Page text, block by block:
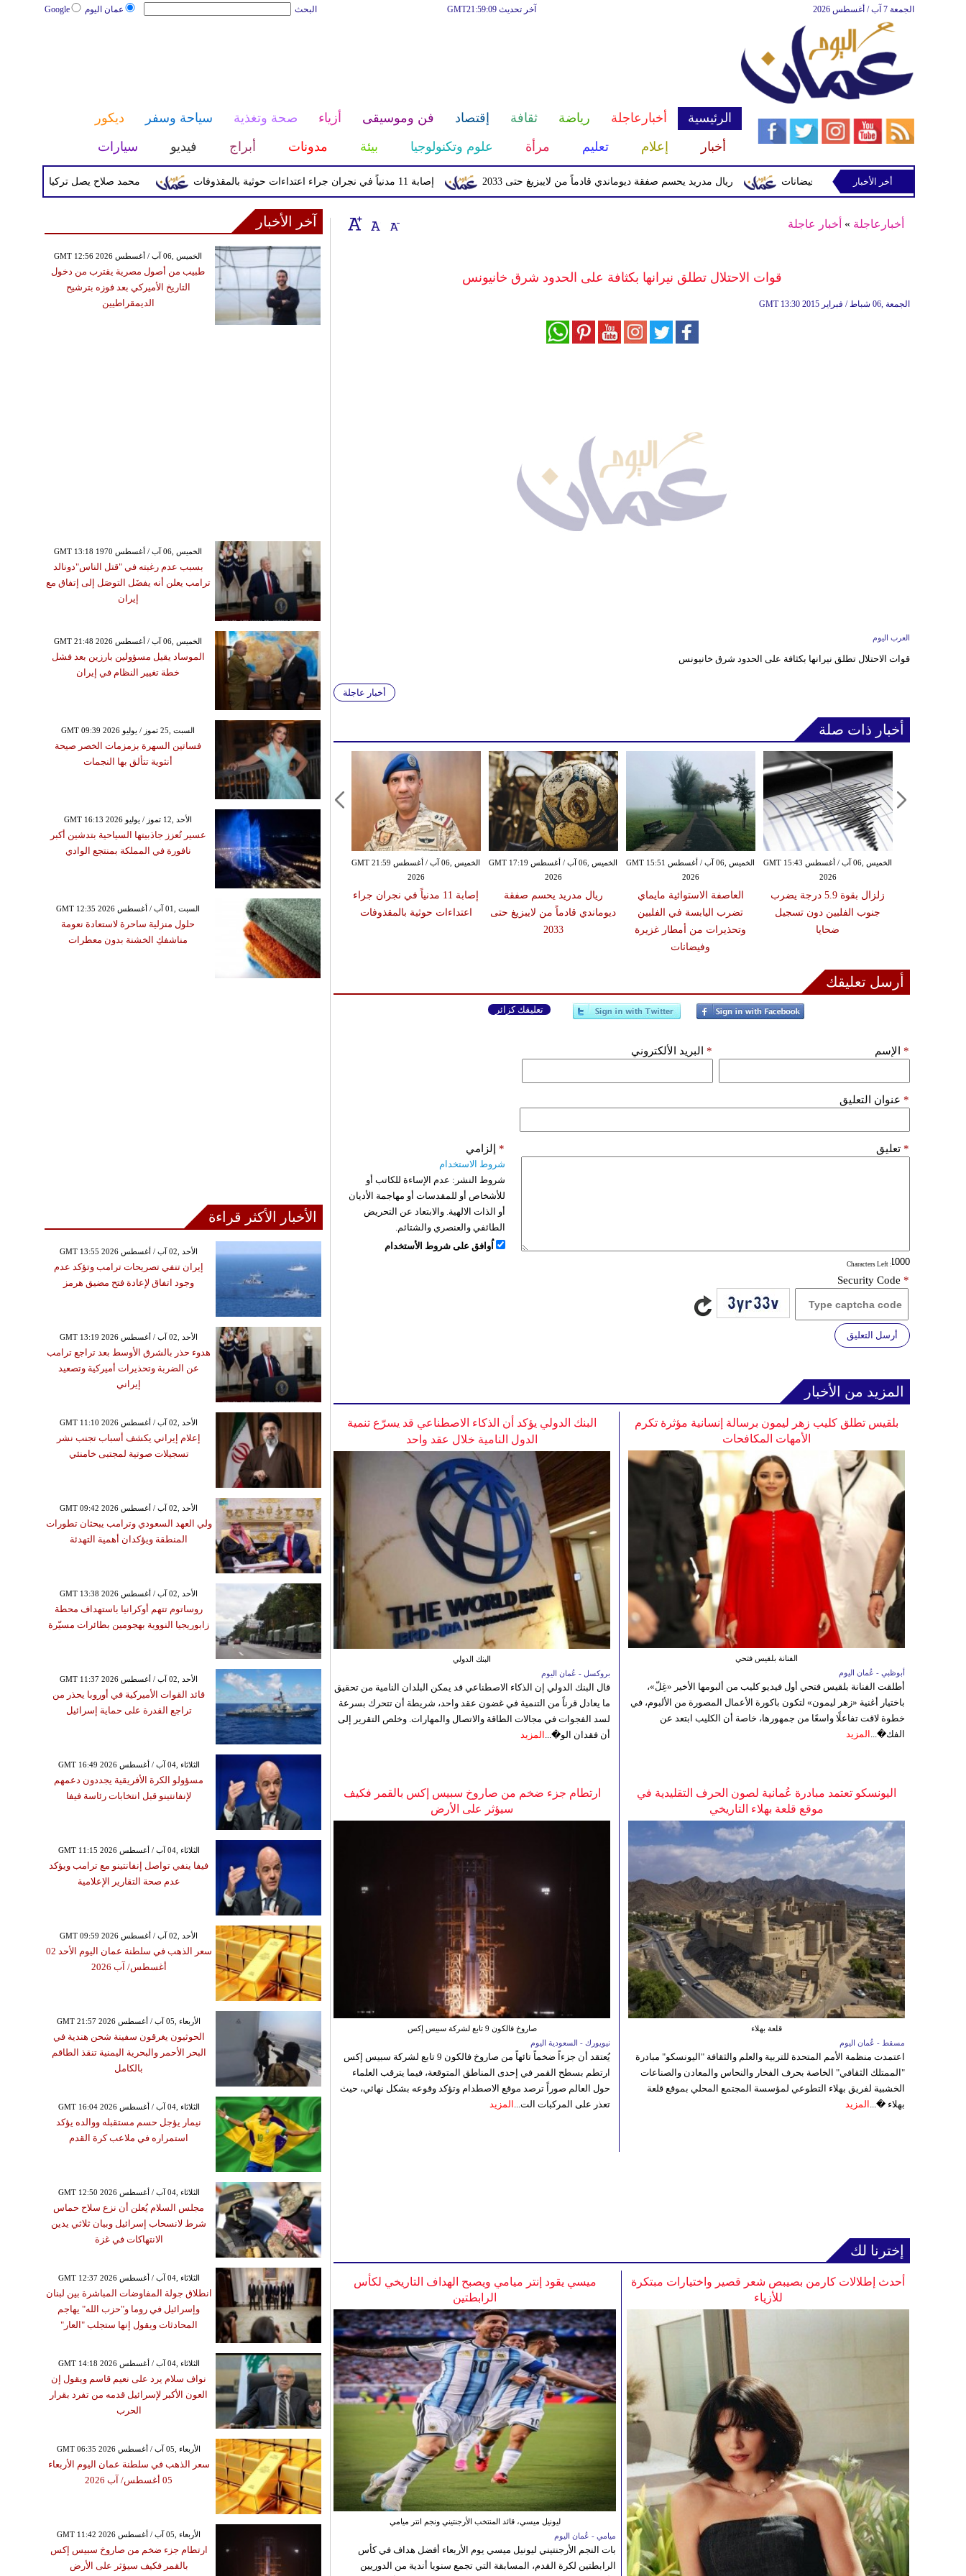
عمان اليوم Google البحث آخر تحديث GMT21:59:09 الجمعة 7 آب / أغسطس 2026
الرئيسية أخبارعاجلة رياضة ثقافة إقتصاد فن وموسيقى أزياء صحة وتغذية سياحة وسفر
ديكور
أخبار
إعلام تعليم مرأة علوم وتكنولوجيا بيئة مدونات أبراج فيديو سيارات
محمد صلاح يصل تركيا الأربعاء لإتمام إصابة 11 مدنياً في نجران جراء اعتداءات حوثية بالمقذوفات ريال مدريد يحسم صفقة ديوماندي قادماً من لايبزيغ حتى 2033 من أمطار غزيرة وفيضانات
أخر الأخبار
أخبارعاجلة » أخبار عاجلة
قوات الاحتلال تطلق نيرانها بكثافة على الحدود شرق خانيونس
GMT 13:30 2015 الجمعة ,06 شباط / فبراير
العرب اليوم
قوات الاحتلال تطلق نيرانها بكثافة على الحدود شرق خانيونس
أخبار عاجلة
أخبار ذات صلة
الخميس ,06 آب / أغسطس GMT 21:59
2026
إصابة 11 مدنياً في نجران جراء
اعتداءات حوثية بالمقذوفات
الخميس ,06 آب / أغسطس GMT 17:19
2026
ريال مدريد يحسم صفقة
ديوماندي قادماً من لايبزيغ حتى
2033
الخميس ,06 آب / أغسطس GMT 15:51
2026
العاصفة الاستوائية مايماي
تضرب اليابسة في الفلبين
وتحذيرات من أمطار غزيرة
وفيضانات
الخميس ,06 آب / أغسطس GMT 15:43
2026
زلزال بقوة 5.9 درجة يضرب
جنوب الفلبين دون تسجيل
ضحايا
أرسل تعليقك
تعليقك كزائر
الإسم * البريد الألكتروني *
عنوان التعليق *
تعليق *
: Characters Left
إلزامي *
شروط الاستخدام
شروط النشر: عدم الإساءة للكاتب أو
للأشخاص أو للمقدسات أو مهاجمة الأديان
أو الذات الالهية. والابتعاد عن التحريض
الطائفي والعنصري والشتائم.
اُوافق على شروط الأستخدام
Security Code *
أرسل التعليق
المزيد من الأخبار
البنك الدولي يؤكد أن الذكاء الاصطناعي قد يسرّع تنمية
الدول النامية خلال عقد واحد
البنك الدولي
بروكسل - عُمان اليوم
قال البنك الدولي إن الذكاء الاصطناعي قد يمكن البلدان النامية من تحقيق
ما يعادل قرناً من التنمية في غضون عقد واحد، شريطة أن تتحرك بسرعة
لسد الفجوات في مجالات الطاقة والاتصال والمهارات. وخلص التقرير إلى
أن فقدان الو�... المزيد
بلقيس تطلق كليب زهر ليمون برسالة إنسانية مؤثرة تكرم
الأمهات المكافحات
الفنانة بلقيس فتحي
أبوظبي - عُمان اليوم
أطلقت الفنانة بلقيس فتحي أول فيديو كليب من ألبومها الأخير «غِلّ»،
باختيار أغنية «زهر ليمون» لتكون باكورة الأعمال المصورة من الألبوم، في
خطوة لاقت تفاعلًا واسعًا من جمهورها، خاصة أن الكليب ابتعد عن
الفك�... المزيد
ارتطام جزء ضخم من صاروخ سبيس إكس بالقمر فكيف
سيؤثر على الأرض
صاروخ فالكون 9 تابع لشركة سبيس إكس
نيويورك - السعودية اليوم
يُعتقد أن جزءاً ضخماً تائهاً من صاروخ فالكون 9 تابع لشركة سبيس إكس
ارتطم بسطح القمر في إحدى المناطق المتوقعة، فيما يترقب العلماء
حول العالم صوراً ترصد موقع الاصطدام وتؤكد وقوعه بشكل نهائي، حيث
تعذر على المركبات الت... المزيد
اليونسكو تعتمد مبادرة عُمانية لصون الحرف التقليدية في
موقع قلعة بهلاء التاريخي
قلعة بهلاء
مسقط - عُمان اليوم
اعتمدت منظمة الأمم المتحدة للتربية والعلم والثقافة "اليونسكو" مبادرة
"الممتلك الثقافي" الخاصة بحرف الفخار والنحاس والمعادن والصناعات
الخشبية لفريق بهلاء التطوعي لمؤسسة المجتمع المحلي بموقع قلعة
بهلاء �... المزيد
إخترنا لك
ميسي يقود إنتر ميامي ويصبح الهداف التاريخي لكأس
الرابطتين
ليونيل ميسي، قائد المنتخب الأرجنتيني ونجم انتر ميامي
ميامي - عُمان اليوم
بات النجم الأرجنتيني ليونيل ميسي يوم الأربعاء أفضل هداف في كأس
الرابطتين لكرة القدم، المسابقة التي تجمع سنويا أندية من الدوريين
أحدث إطلالات كارمن بصيبص شعر قصير واختيارات مبتكرة
للأزياء
آخر الأخبار
GMT 12:56 2026 الخميس ,06 آب / أغسطس
طبيب من أصول مصرية يقترب من دخول
التاريخ الأميركي بعد فوزه بترشيح
الديمقراطيين
GMT 13:18 1970 الخميس ,06 آب / أغسطس
بسبب عدم رغبته في "قتل الناس"دونالد
ترامب يعلن أنه يفضَل التوصَل إلى إتفاق مع
إيران
GMT 21:48 2026 الخميس ,06 آب / أغسطس
الموساد يقيل مسؤولين بارزين بعد فشل
خطة تغيير النظام في إيران
GMT 09:39 2026 السبت ,25 تموز / يوليو
فساتين السهرة بزمزمات الخصر صيحة
أنثوية تتألق بها النجمات
GMT 16:13 2026 الأحد ,12 تموز / يوليو
عسير تُعزز جاذبيتها السياحية بتدشين أكبر
نافورة في المملكة بمنتجع الوادي
GMT 12:35 2026 السبت ,01 آب / أغسطس
حلول منزلية ساحرة لاستعادة نعومة
مناشفكِ الخشنة بدون معطرات
الأخبار الأكثر قراءة
GMT 13:55 2026 الأحد ,02 آب / أغسطس
إيران تنفي تصريحات ترامب وتؤكد عدم
وجود اتفاق لإعادة فتح مضيق هرمز
GMT 13:19 2026 الأحد ,02 آب / أغسطس
هدوء حذر بالشرق الأوسط بعد تراجع ترامب
عن الضربة وتحذيرات أميركية وتصعيد
إيراني
GMT 11:10 2026 الأحد ,02 آب / أغسطس
إعلام إيراني يكشف أسباب تجنب نشر
تسجيلات صوتية لمجتبى خامنئي
GMT 09:42 2026 الأحد ,02 آب / أغسطس
ولي العهد السعودي وترامب يبحثان تطورات
المنطقة ويؤكدان أهمية التهدئة
GMT 13:38 2026 الأحد ,02 آب / أغسطس
روساتوم تتهم أوكرانيا باستهداف محطة
زابوريجيا النووية بهجومين بطائرات مسيّرة
GMT 11:37 2026 الأحد ,02 آب / أغسطس
قائد القوات الأميركية في أوروبا يحذر من
تراجع القدرة على حماية إسرائيل
GMT 16:49 2026 الثلاثاء ,04 آب / أغسطس
مسؤولو الكرة الأفريقية يجددون دعمهم
لإنفانتينو قبل انتخابات رئاسة فيفا
GMT 11:15 2026 الثلاثاء ,04 آب / أغسطس
فيفا ينفي تواصل إنفانتينو مع ترامب ويؤكد
عدم صحة التقارير الإعلامية
GMT 09:59 2026 الأحد ,02 آب / أغسطس
سعر الذهب في سلطنة عمان اليوم الأحد 02
أغسطس/ آب 2026
GMT 21:57 2026 الأربعاء ,05 آب / أغسطس
الحوثيون يغرقون سفينة شحن هندية في
البحر الأحمر والبحرية اليمنية تنقذ الطاقم
بالكامل
GMT 16:04 2026 الثلاثاء ,04 آب / أغسطس
نيمار يؤجل حسم مستقبله ووالده يؤكد
استمراره في ملاعب كرة القدم
GMT 12:50 2026 الثلاثاء ,04 آب / أغسطس
مجلس السلام يُعلن أن نزع سلاح حماس
شرط لانسحاب إسرائيل وبيان ثلاثي يدين
الانتهاكات في غزة
GMT 12:37 2026 الثلاثاء ,04 آب / أغسطس
انطلاق جولة المفاوضات المباشرة بين لبنان
وإسرائيل في روما و"حزب الله" يهاجم
المحادثات ويقول إنها ستجلب "العار"
GMT 14:18 2026 الثلاثاء ,04 آب / أغسطس
نواف سلام يرد على نعيم قاسم ويقول إن
العون الأكبر لإسرائيل قدمه من تفرد بقرار
الحرب
GMT 06:35 2026 الأربعاء ,05 آب / أغسطس
سعر الذهب في سلطنة عمان اليوم الأربعاء
05 أغسطس/ آب 2026
GMT 11:42 2026 الأربعاء ,05 آب / أغسطس
ارتطام جزء ضخم من صاروخ سبيس إكس
بالقمر فكيف سيؤثر على الأرض